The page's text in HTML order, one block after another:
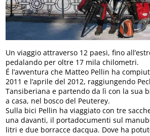
Un viaggio attraverso 12 paesi, fino
pedalando per oltre 17 mila chilometri.
É l’avventura che Matteo Pellin ha
2011 e l’aprile del 2012, raggiungendo
Tansiberiana e partendo da lì con la sua
a casa, nel bosco del Peuterey.
Sulla bici Pellin ha viaggiato con tre
una davanti, il portadocumenti sul
litri e due borracce dacqua. Dove ha